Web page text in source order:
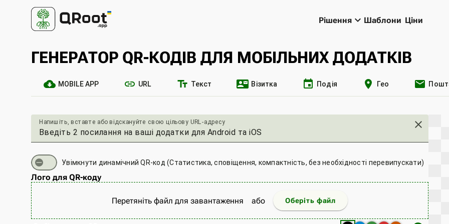
Рішення keyboard_arrow_down Шаблони Ціни
ГЕНЕРАТОР QR-КОДІВ ДЛЯ МОБІЛЬНИХ ДОДАТКІВ
cloud_download MOBILE APP link URL text_fields Текст contact_mail Візитка event Подія location_on Гео email
Напишіть, вставте або відскануйте свою цільову URL-адресу close
Увімкнути динамічний QR-код (Статистика, сповіщення, компактність, без необхідності перевипускати)
Лого для QR-коду
Перетяніть файл для завантаження або Оберіть файл